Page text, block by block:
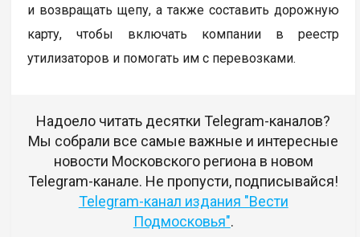
и возвращать щепу, а также составить дорожную
карту, чтобы включать компании в реестр
утилизаторов и помогать им с перевозками.
Надоело читать десятки Telegram-каналов?
Мы собрали все самые важные и интересные
новости Московского региона в новом
Telegram-канале. Не пропусти, подписывайся!
Telegram-канал издания "Вести
Подмосковья".